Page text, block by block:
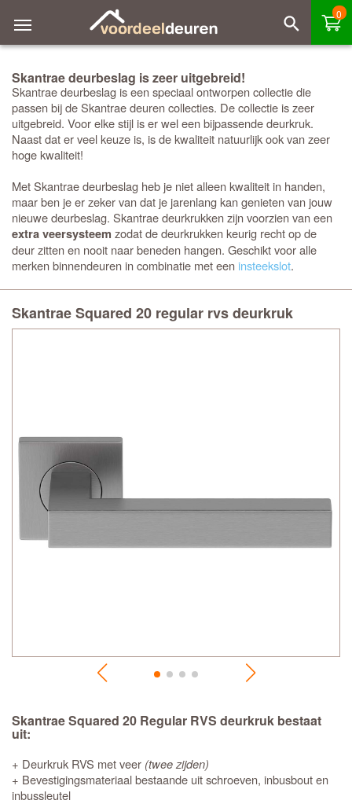
0
Skantrae deurbeslag is zeer uitgebreid!
Skantrae deurbeslag is een speciaal ontworpen collectie die
passen bij de Skantrae deuren collecties. De collectie is zeer
uitgebreid. Voor elke stijl is er wel een bijpassende deurkruk.
Naast dat er veel keuze is, is de kwaliteit natuurlijk ook van zeer
hoge kwaliteit!
Met Skantrae deurbeslag heb je niet alleen kwaliteit in handen,
maar ben je er zeker van dat je jarenlang kan genieten van jouw
nieuwe deurbeslag. Skantrae deurkrukken zijn voorzien van een
extra veersysteem zodat de deurkrukken keurig recht op de
deur zitten en nooit naar beneden hangen. Geschikt voor alle
merken binnendeuren in combinatie met een insteekslot.
Skantrae Squared 20 regular rvs deurkruk
Skantrae Squared 20 Regular RVS deurkruk bestaat
uit:
+ Deurkruk RVS met veer (twee zijden)
+ Bevestigingsmateriaal bestaande uit schroeven, inbusbout en
inbussleutel